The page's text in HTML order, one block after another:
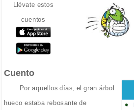
Llévate estos
cuentos
Cuento
Por aquellos días, el gran árbol
hueco estaba rebosante de